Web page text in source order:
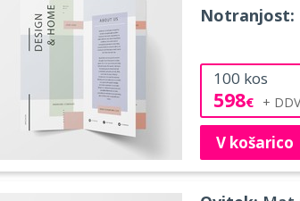
Notranjost:
100 kos
598€
V košarico